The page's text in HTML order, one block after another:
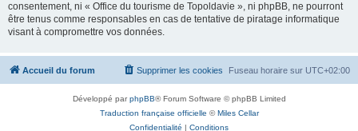
consentement, ni « Office du tourisme de Topoldavie », ni phpBB, ne pourront
être tenus comme responsables en cas de tentative de piratage informatique
visant à compromettre vos données.
Accueil du forum Fuseau horaire sur UTC+02:00
Supprimer les cookies
Développé parphpBB® Forum Software © phpBB Limited
Traduction française officielle ©Miles Cellar
Confidentialité | Conditions